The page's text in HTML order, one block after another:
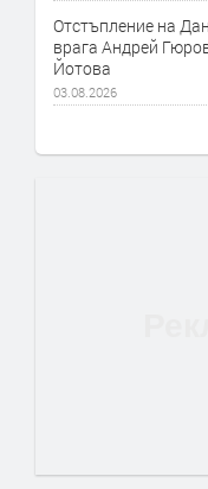
Отстъпление на
врага Андрей
Йотова
03.08.2026